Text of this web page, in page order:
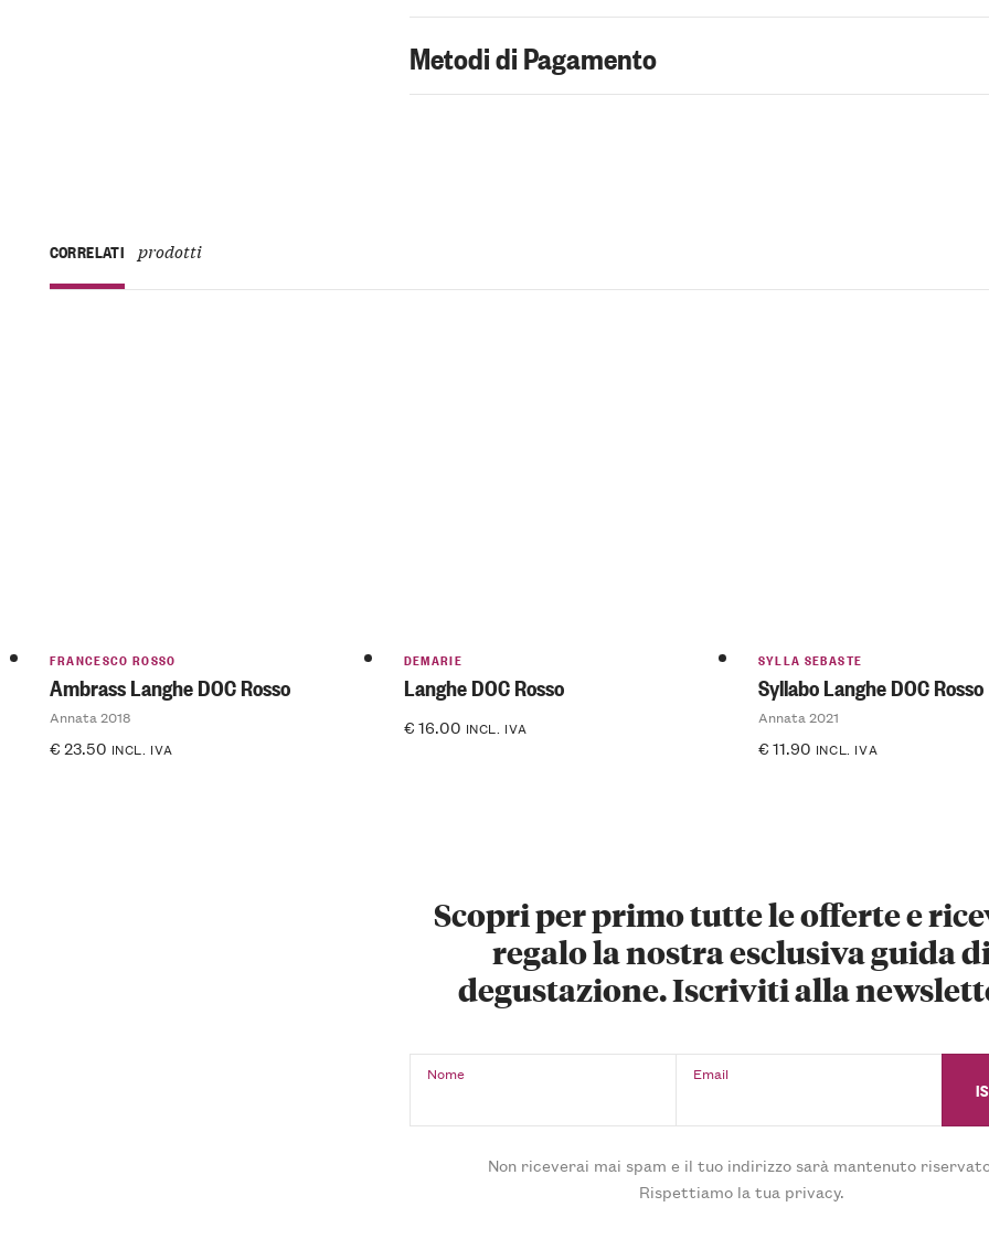
Metodi di Pagamento
CORRELATI prodotti
FRANCESCO ROSSO
Ambrass Langhe DOC Rosso
Annata 2018
€23.50 INCL. IVA
DEMARIE
Langhe DOC Rosso
€16.00 INCL. IVA
SYLLA SEBASTE
Syllabo Langhe DOC Rosso
Annata 2021
€11.90 INCL. IVA
Scopri per primo tutte le offerte e
regalo la nostra esclusiva guida di
degustazione. Iscriviti alla
Nome Email
Non riceverai mai spam e il tuo indirizzo sarà mantenuto
Rispettiamo la tua privacy.